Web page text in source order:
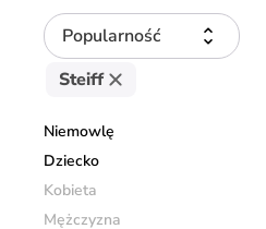
Popularność
Steiff
Niemowlę
Dziecko
Kobieta
Mężczyzna